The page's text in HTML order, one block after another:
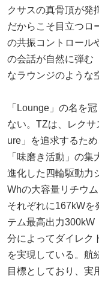
クサスの真骨頂が発
だからこそ目立つロ
の共振コントロール
の会話が自然に弾む
なラウンジのような
「Lounge」の名を
ない。TZは、レク
ure」を追求するた
「味磨き活動」の集
進化した四輪駆動力
Whの大容量リチウ
それぞれに167kWを
テム最高出力300kW
分によってダイレク
を実現している。航
目標としており、実